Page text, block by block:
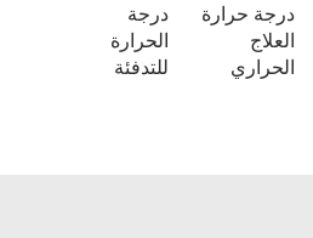
درجة حرارة
العلاج
الحراري
درجة
الحرارة
للتدفئة